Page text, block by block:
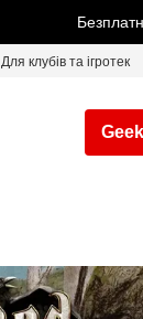
Для клубів та ігротек